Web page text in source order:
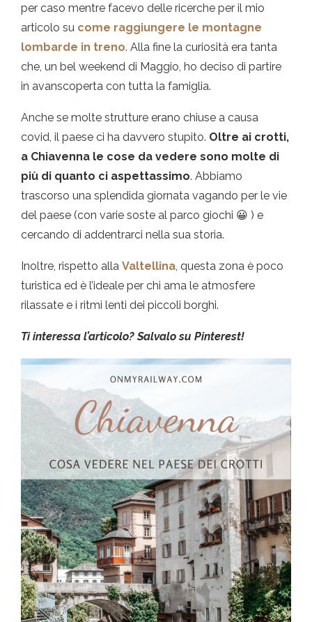
per caso mentre facevo delle ricerche per il mio
articolo su come raggiungere le montagne
lombarde in treno. Alla fine la curiosità era tanta
che, un bel weekend di Maggio, ho deciso di partire
in avanscoperta con tutta la famiglia.
Anche se molte strutture erano chiuse a causa
covid, il paese ci ha davvero stupito. Oltre ai crotti,
a Chiavenna le cose da vedere sono molte di
più di quanto ci aspettassimo. Abbiamo
trascorso una splendida giornata vagando per le vie
del paese (con varie soste al parco giochi 😀 ) e
cercando di addentrarci nella sua storia.
Inoltre, rispetto alla Valtellina , questa zona è poco
turistica ed è l’ideale per chi ama le atmosfere
rilassate e i ritmi lenti dei piccoli borghi.
Ti interessa l’articolo? Salvalo su Pinterest!